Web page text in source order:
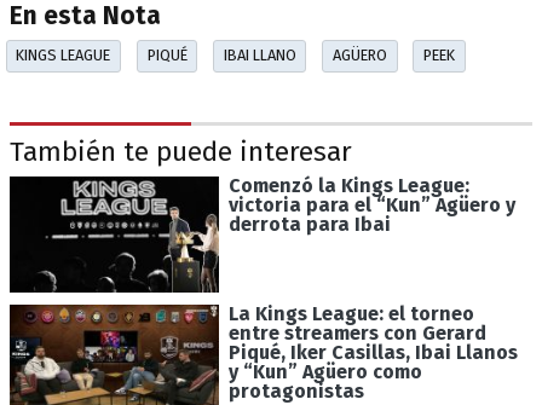
En esta Nota
KINGS LEAGUE PIQUÉ IBAI LLANO AGÜERO PEEK
También te puede interesar
Comenzó la Kings League:
victoria para el “Kun” Agüero y
derrota para Ibai
La Kings League: el torneo
entre streamers con Gerard
Piqué, Iker Casillas, Ibai Llanos
y “Kun” Agüero como
protagonistas